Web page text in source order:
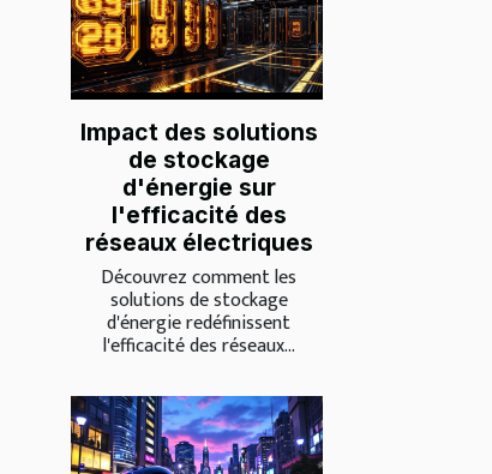
Impact des solutions
de stockage
d'énergie sur
l'efficacité des
réseaux électriques
Découvrez comment les
solutions de stockage
d'énergie redéfinissent
l'efficacité des réseaux...